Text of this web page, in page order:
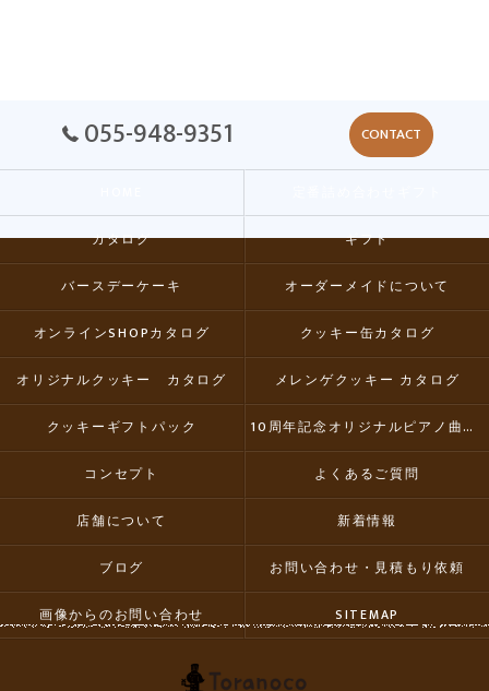
055-948-9351 CONTACT
カタログ ギフト
バースデーケーキ オーダーメイドについて
オンラインSHOPカタログ クッキー缶カタログ
オリジナルクッキー カタログ メレンゲクッキー カタログ
クッキーギフトパック 10周年記念オリジナルピアノ曲集CD
コンセプト よくあるご質問
店舗について 新着情報
ブログ お問い合わせ・見積もり依頼
画像からのお問い合わせ SITEMAP